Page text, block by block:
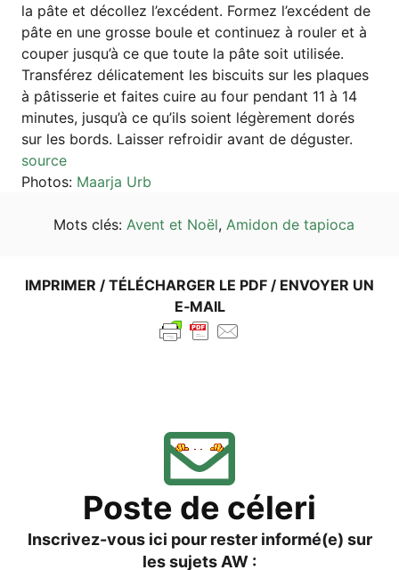
la pâte et décol­lez l’ex­cé­dent. For­mez l’ex­cé­dent de
pâte en une gros­se boule et con­tinuez à rou­ler et à
cou­per jus­qu’à ce que tou­te la pâte soit utilisée.
Trans­fé­rez déli­ca­te­ment les bis­cuits sur les plaques
à pâtis­se­rie et fai­tes cui­re au four pen­dant 11 à 14
minu­tes, jus­qu’à ce qu’ils soi­ent légè­re­ment dorés
sur les bords. Lais­ser refro­idir avant de déguster.
source
Pho­tos: Maar­ja Urb
Mots clés: Avent et Noël, Ami­don de tapioca
IMPRI­MER / TÉLÉ­CHAR­GER LE PDF / ENVOY­ER UN
E‑MAIL
Pos­te de céleri
Inscri­vez-vous ici pour res­ter informé(e) sur
les sujets AW :